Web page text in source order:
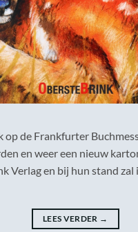
de Frankfurter
en weer een nieuw
Verlag en bij hun stand
LEES VERDER →